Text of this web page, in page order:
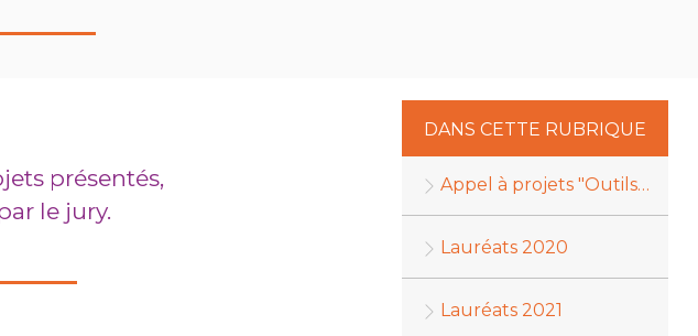
présentés,
le jury.
DANS CETTE RUBRIQUE
Appel à projets "Outils de formation et d'information"
Lauréats 2020
Lauréats 2021